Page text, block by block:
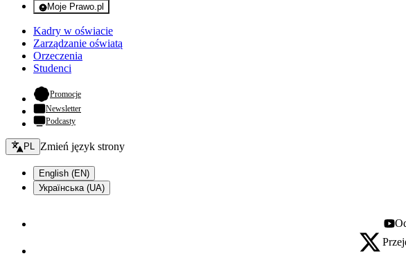
Moje Prawo.pl
- rejestracja i logowanie do serwisu
Kadry w oświacie
Zarządzanie oświatą
Orzeczenia
Studenci
Promocje- otwiera się w nowej karcie
Newsletter
Podcasty
Zmień język - bieżący:
PL Zmień język strony
English (EN)
Українська (UA)
X - otwiera